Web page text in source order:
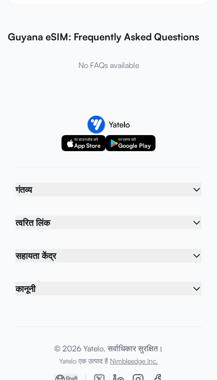
Guyana eSIM: Frequently Asked Questions
No FAQs available
पर डाउनलोड करें
App Store
पर प्राप्त करें
Google Play
गंतव्य
त्वरित लिंक
सहायता केंद्र
कानूनी
© 2026 Yatelo. सर्वाधिकार सुरक्षित।
Yatelo एक उत्पाद है Nimbleedge Inc.